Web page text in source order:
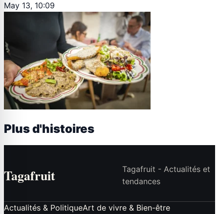
May 13, 10:09
Plus d'histoires
Tagafruit
Tagafruit - Actualités et
tendances
Actualités & PolitiqueArt de vivre & Bien-être